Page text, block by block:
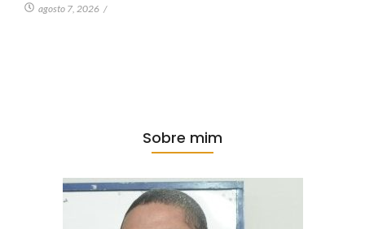
agosto 7, 2026 /
Sobre mim